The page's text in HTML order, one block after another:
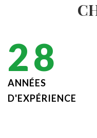
41
ANNÉES
D'EXPÉRIENCE